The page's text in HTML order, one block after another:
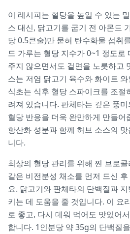
이 레시피는 혈당을 높일 수 있는
스 대신, 닭고기를 굽기 전 아몬드
당 0.5큰술)만 묻혀 탄수화물 섭취
드 가루는 혈당 지수가 0~1 정도로
주지 않으면서도 겉면을 노릇하고
스는 저염 닭고기 육수와 화이트
식초는 식후 혈당 스파이크를 조절
려져 있습니다. 판체타는 깊은 풍
혈당 반응을 더욱 완만하게 만들어
항산화 성분과 함께 허브 소스의
니다.
최상의 혈당 관리를 위해 찐 브로
같은 비전분성 채소를 먼저 드신
요. 닭고기와 판체타의 단백질과
키는 데 도움을 줄 것입니다. 이 요
로 좋고, 다시 데워 먹어도 맛있어
합니다. 1인분당 약 35g의 단백질